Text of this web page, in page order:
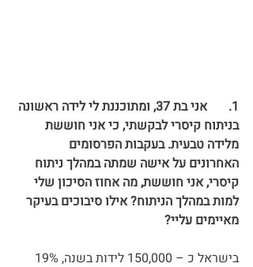
1.	אני בת 37, ומתוכננת לי לידה ראשונה
בניתוח קיסרי לבקשתי, כי אני חוששת
מלידה טבעית. בעקבות הפרסומים
האחרונים על אישה שמתה במהלך ניתוח
קיסרי, אני חוששת, מה אחוז הסיכון שלי
למות במהלך הניתוח? אילו סיבוכים בעיקר
מאיימים עליי?